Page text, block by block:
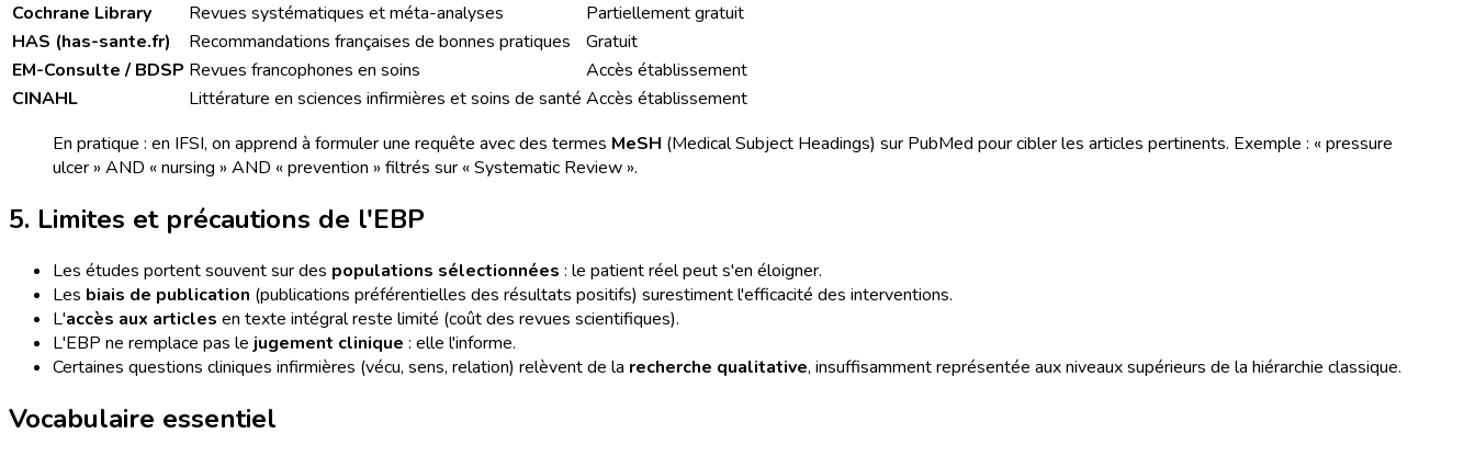
Cochrane Library
Revues systématiques et méta-analyses
Partiellement gratuit
HAS (has-sante.fr)
Recommandations françaises de bonnes pratiques
Gratuit
EM-Consulte / BDSP Revues francophones en soins
Accès établissement
CINAHL
Littérature en sciences infirmières et soins de santé Accès établissement
En pratique : en IFSI, on apprend à formuler une requête avec des termes MeSH (Medical Subject Headings) sur PubMed pour cibler les articles pertinents. Exemple : « pressure
ulcer » AND « nursing » AND « prevention » filtrés sur « Systematic Review ».
5. Limites et précautions de l'EBP
Les études portent souvent sur des populations sélectionnées : le patient réel peut s'en éloigner.
Les biais de publication (publications préférentielles des résultats positifs) surestiment l'efficacité des interventions.
L'accès aux articles en texte intégral reste limité (coût des revues scientifiques).
L'EBP ne remplace pas le jugement clinique : elle l'informe.
Certaines questions cliniques infirmières (vécu, sens, relation) relèvent de la recherche qualitative, insuffisamment représentée aux niveaux supérieurs de la hiérarchie classique.
Vocabulaire essentiel